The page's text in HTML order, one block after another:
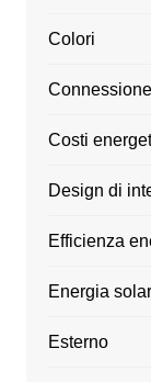
Colori
Connessione
Costi
Design di
Efficienza
Energia
Esterno